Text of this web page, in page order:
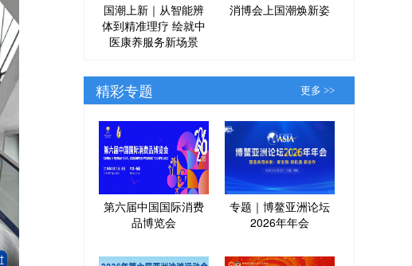
国潮上新｜从智能辨
体到精准理疗 绘就中
医康养服务新场景
消博会上国潮焕新姿
精彩专题 更多 >>
第六届中国国际消费
品博览会
专题｜博鳌亚洲论坛
2026年年会